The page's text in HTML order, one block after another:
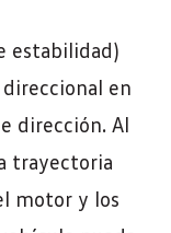
estabilidad)
en
dirección. Al
trayectoria
motor y los